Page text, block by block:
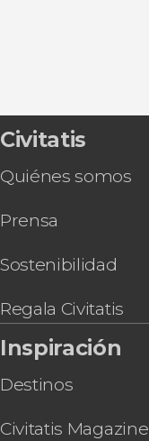
Civitatis
Quiénes somos
Prensa
Sostenibilidad
Regala Civitatis
Inspiración
Destinos
Civitatis Magazine